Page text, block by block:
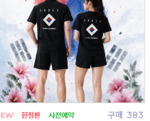
구매 383